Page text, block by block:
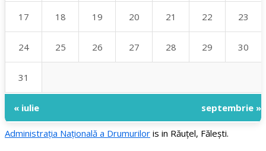
17 18 19 20 21 22 23
24 25 26 27 28 29 30
31
« iulie septembrie »
Administraţia Națională a Drumurilor is in Răuțel, Fălești.